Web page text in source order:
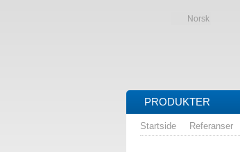
Norsk
PRODUKTER
Startside Referanser